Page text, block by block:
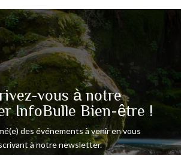
vous à notre
InfoBulle Bien-être !
des événements à venir en vous
à notre newsletter.